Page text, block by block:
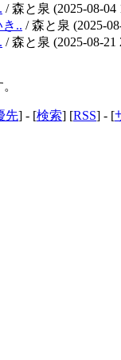
/ 森と泉 (2025-08-04
.. / 森と泉 (2025-
/ 森と泉 (2025-08-21
先] - [検索] [RSS] - [